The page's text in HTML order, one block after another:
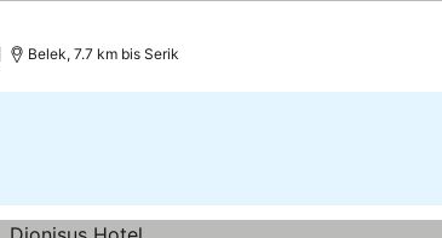
Belek, 7.7 km bis Serik